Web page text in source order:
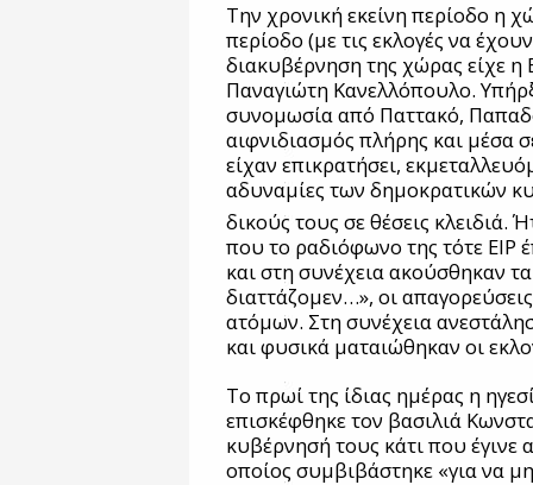
Την χρονική εκείνη περίοδο η
περίοδο (με τις εκλογές να
διακυβέρνηση της χώρας είχε
Παναγιώτη Κανελλόπουλο.
συνομωσία από Παττακό,
αιφνιδιασμός πλήρης και μέσα
είχαν επικρατήσει,
αδυναμίες των δημοκρατικών
δικούς τους σε θέσεις κλειδιά.
που το ραδιόφωνο της τότε ΕΙΡ
και στη συνέχεια ακούσθηκαν
διαττάζομεν…», οι
ατόμων. Στη συνέχεια
και φυσικά ματαιώθηκαν οι
Το πρωί της ίδιας ημέρας η
επισκέφθηκε τον βασιλιά
κυβέρνησή τους κάτι που
οποίος συμβιβάστηκε «για να